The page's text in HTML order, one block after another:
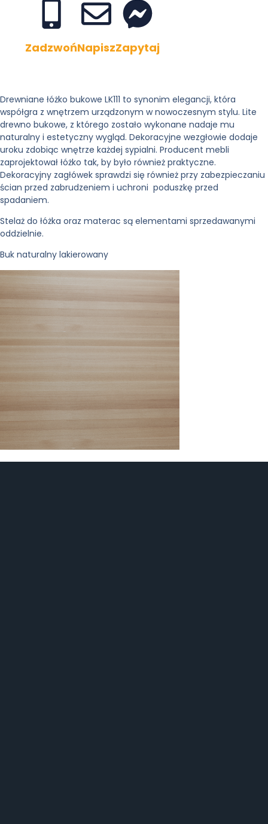
ZadzwońNapiszZapytaj
Drewniane łóżko bukowe LK111 to synonim elegancji, która
współgra z wnętrzem urządzonym w nowoczesnym stylu. Lite
drewno bukowe, z którego zostało wykonane nadaje mu
naturalny i estetyczny wygląd. Dekoracyjne wezgłowie dodaje
uroku zdobiąc wnętrze każdej sypialni. Producent mebli
zaprojektował łóżko tak, by było również praktyczne.
Dekoracyjny zagłówek sprawdzi się również przy zabezpieczaniu
ścian przed zabrudzeniem i uchroni poduszkę przed
spadaniem.
Stelaż do łóżka oraz materac są elementami sprzedawanymi
oddzielnie.
Buk naturalny lakierowany